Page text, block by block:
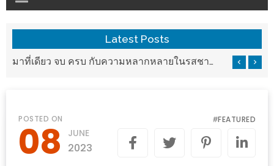
อ้วน
ความ
เป็น
ศิริ
ปัน
นาฯ
เชียงใหม่
เล่น
กัน
Latest Posts
แวะมาชิลยามเย็น กับจุดเช็คอินชมวิวดอยสุเทพสุดฟิน เครื่องดื่มและอาหารครบครันที่ Pool House
POSTED ON
08 JUNE
2023
#FEATURED